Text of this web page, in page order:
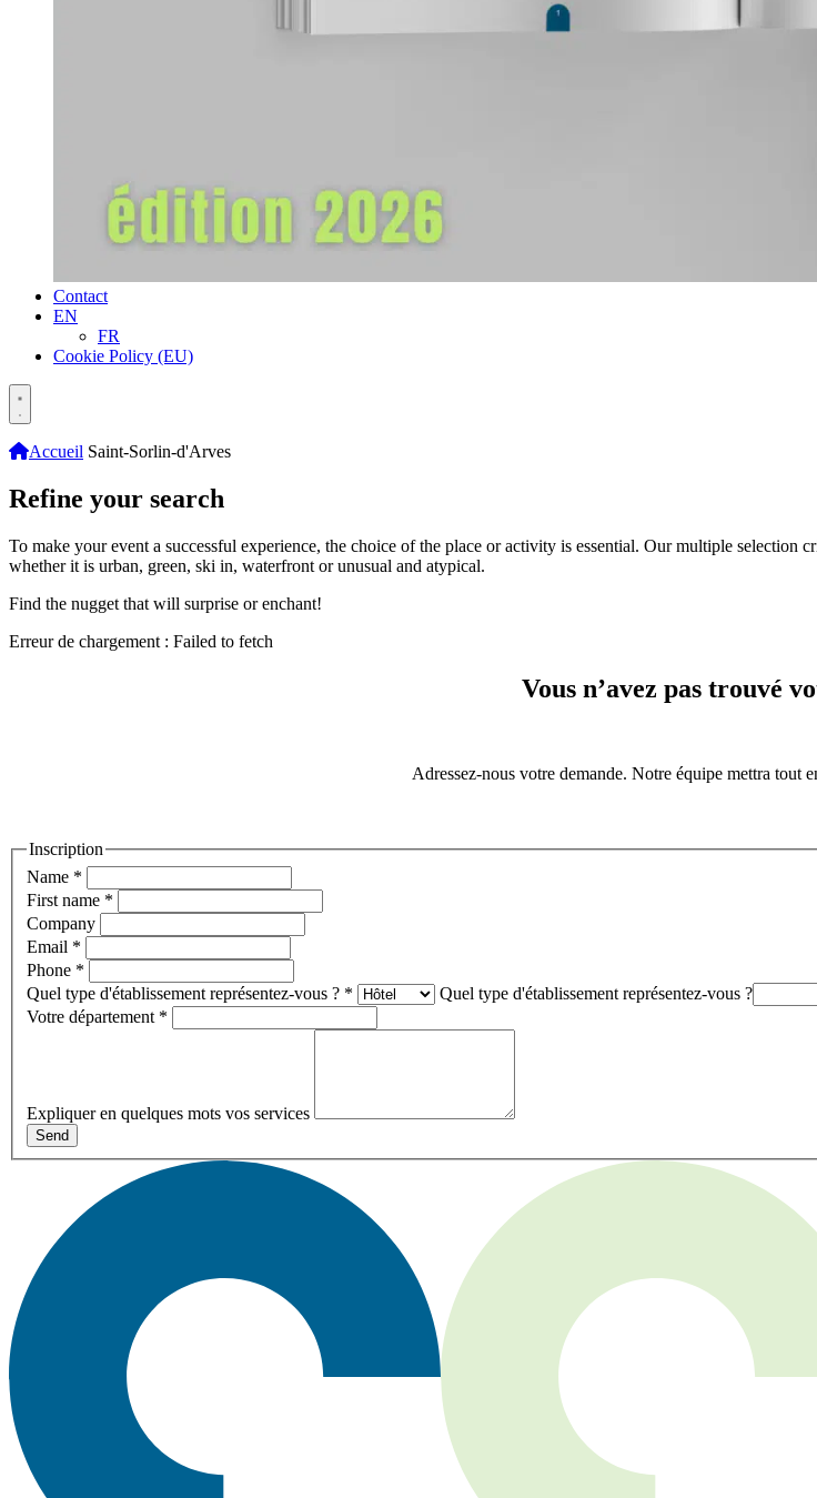
Contact
EN
FR
Cookie Policy (EU)
Accueil Saint-Sorlin-d'Arves
Refine your search
To make your event a successful experience, the choice of the place or activity is essential. Our multiple
whether it is urban, green, ski in, waterfront or unusual and atypical.
Find the nugget that will surprise or enchant!
Erreur de chargement : Failed to fetch
Vous n’avez pas trouvé
Adressez-nous votre demande. Notre équipe mettra tout
Inscription
Name *
First name *
Company
Email *
Phone *
Quel type d'établissement représentez-vous ? *
Quel type d'établissement représentez-vous ?
Votre département *
Expliquer en quelques mots vos services
Send